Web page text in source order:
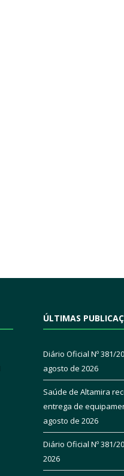
ÚLTIMAS
Diário Oficial Nº 381/
agosto de 2026
Saúde de Altamira
entrega de
agosto de 2026
Diário Oficial Nº 381/
2026